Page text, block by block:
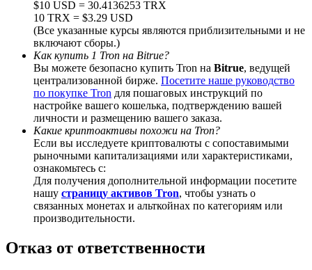
BTC Welcome Rewards
Deposit & Trade BTC to Share 25000 USDT prize pool!
Deposit CASHCAT & Win
Share 500000 CASHCAT prize pool
$10 USD = 30.4136253 TRX
10 TRX = $3.29 USD
(Все указанные курсы являются приблизительными и не
включают сборы.)
Как купить 1 Tron на Bitrue?
Вы можете безопасно купить Tron на Bitrue, ведущей
централизованной бирже. Посетите наше руководство
по покупке Tron для пошаговых инструкций по
настройке вашего кошелька, подтверждению вашей
личности и размещению вашего заказа.
Какие криптоактивы похожи на Tron?
Если вы исследуете криптовалюты с сопоставимыми
рыночными капитализациями или характеристиками,
ознакомьтесь с:
Для получения дополнительной информации посетите
нашу страницу активов Tron, чтобы узнать о
связанных монетах и альткойнах по категориям или
производительности.
Отказ от ответственности